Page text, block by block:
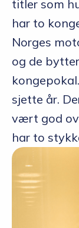
titler som
har to
Norges
og de
sjette år.
vært god
har to